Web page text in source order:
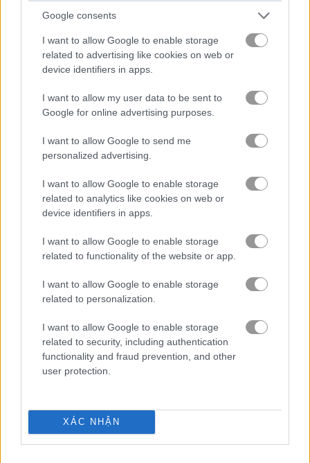
Google consents
I want to allow Google to enable storage
related to advertising like cookies on web or
device identifiers in apps.
I want to allow my user data to be sent to
Google for online advertising purposes.
I want to allow Google to send me
personalized advertising.
I want to allow Google to enable storage
related to analytics like cookies on web or
device identifiers in apps.
I want to allow Google to enable storage
related to functionality of the website or app.
I want to allow Google to enable storage
related to personalization.
I want to allow Google to enable storage
related to security, including authentication
functionality and fraud prevention, and other
user protection.
XÁC NHẬN
Danh mục liên quan
âm nhạc
ninja
mô phỏng
trò chơi trực tuyến miễn phí trò chơi kỹ năng geometry vibes